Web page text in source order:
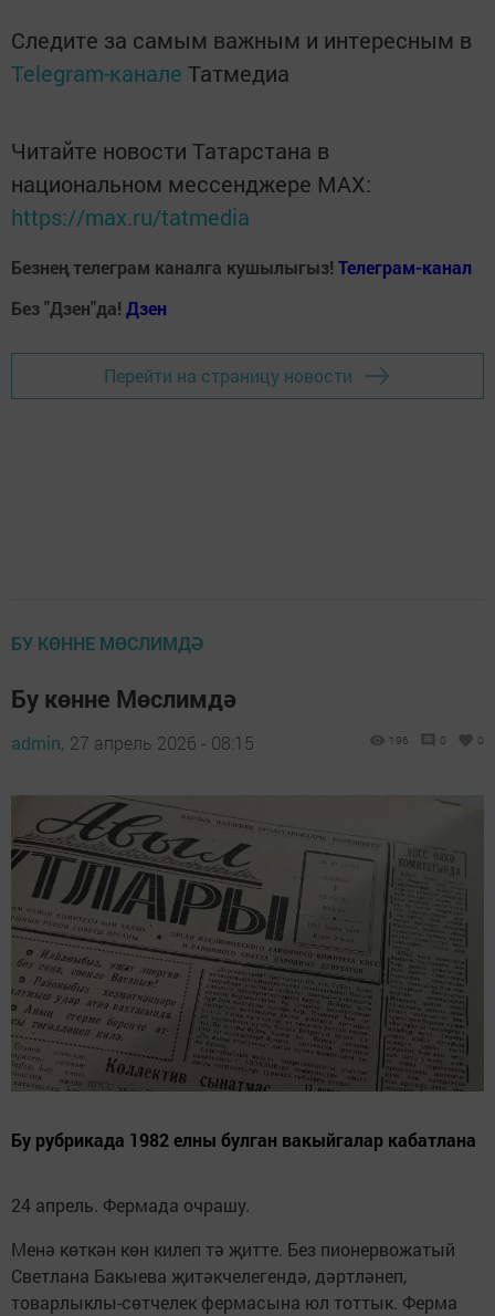
Следите за самым важным и интересным в
Telegram-канале Татмедиа
Читайте новости Татарстана в
национальном мессенджере MАХ:
https://max.ru/tatmedia
Безнең телеграм каналга кушылыгыз! Телеграм-канал
Без "Дзен"да! Дзен
Перейти на страницу новости
БУ КӨННЕ МӨСЛИМДӘ
Бу көнне Мөслимдә
admin, 27 апрель 2026 - 08:15 196 0 0
Бу рубрикада 1982 елны булган вакыйгалар кабатлана
24 апрель. Фермада очрашу.
Менә көткән көн килеп тә җитте. Без пионервожатый
Светлана Бакыева җитәкчелегендә, дәртләнеп,
товарлыклы-сөтчелек фермасына юл тоттык. Ферма